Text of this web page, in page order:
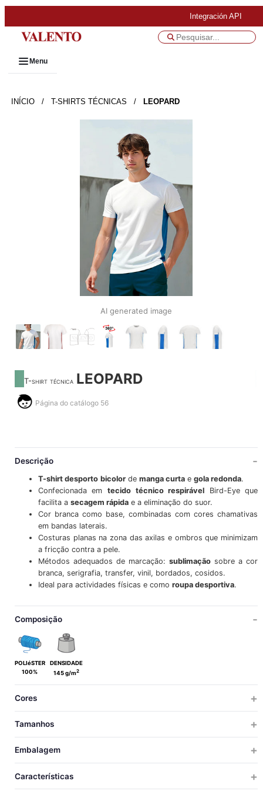
Integración API
Menu
INÍCIO / T-SHIRTS TÉCNICAS / LEOPARD
AI generated image
T-shirt técnica LEOPARD
Página do catálogo 56
Descrição
T-shirt desporto bicolorde manga curtae gola redonda.
Confecionada em tecido técnico respirável Bird-Eye que
facilita a secagem rápidae a eliminação do suor.
Cor branca como base, combinadas com cores chamativas
em bandas laterais.
Costuras planas na zona das axilas e ombros que minimizam
a fricção contra a pele.
Métodos adequados de marcação:sublimação sobre a cor
branca, serigrafia, transfer, vinil, bordados, cosidos.
Ideal para actividades físicas e como roupa desportiva.
Composição
POLIéSTER
100%
DENSIDADE
145 g/m2
Cores
OS ARTIGOS QUE CONTENHAM MAIS DE UMA CÔR DEVERÃO SER LAVADOS COM O MAIOR CUIDADO, UTILIZANDO UM DETERGENTE
ADEQUADO. LAVADO A FRIO E SECADO SEM QUE A ROUPA FIQUE DE MOLHO.
Tamanhos
TAMANHOS 4/5 6/8 10/12 S M L XL XXL
Embalagem
TAMANHOS
CAIXA
Características